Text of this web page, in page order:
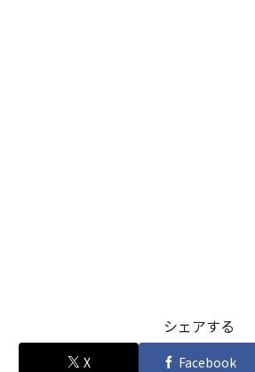
シェアする
X Facebook